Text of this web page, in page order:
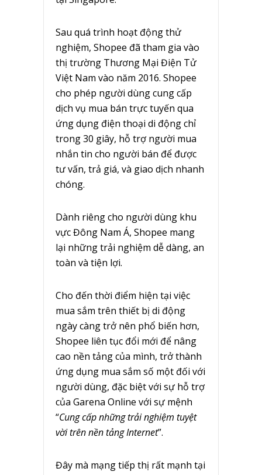
Sau quá trình hoạt động thử
nghiệm, Shopee đã tham gia vào
thị trường Thương Mại Điện Tử
Việt Nam vào năm 2016. Shopee
cho phép người dùng cung cấp
dịch vụ mua bán trực tuyến qua
ứng dụng điện thoại di động chỉ
trong 30 giây, hỗ trợ người mua
nhắn tin cho người bán để được
tư vấn, trả giá, và giao dịch nhanh
chóng.
Dành riêng cho người dùng khu
vực Đông Nam Á, Shopee mang
lại những trải nghiệm dễ dàng, an
toàn và tiện lợi.
Cho đến thời điểm hiện tại việc
mua sắm trên thiết bị di động
ngày càng trở nên phổ biến hơn,
Shopee liên tục đổi mới để nâng
cao nền tảng của mình, trở thành
ứng dụng mua sắm số một đối với
người dùng, đặc biệt với sự hỗ trợ
của Garena Online với sự mệnh
“Cung cấp những trải nghiệm tuyệt
vời trên nền tảng Internet”.
Đây mà mạng tiếp thị rất mạnh tại